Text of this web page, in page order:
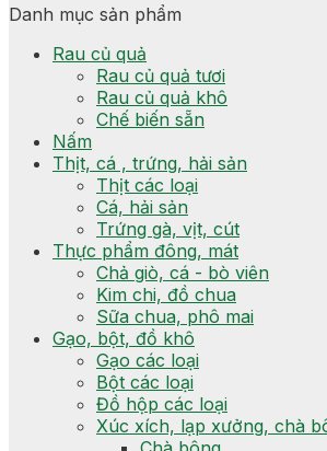
Danh mục sản phẩm
Rau củ quả
Rau củ quả tươi
Rau củ quả khô
Chế biến sẵn
Nấm
Thịt, cá , trứng, hải sản
Thịt các loại
Cá, hải sản
Trứng gà, vịt, cút
Thực phẩm đông, mát
Chả giò, cá - bò viên
Kim chi, đồ chua
Sữa chua, phô mai
Gạo, bột, đồ khô
Gạo các loại
Bột các loại
Đồ hộp các loại
Xúc xích, lạp xưởng, chà